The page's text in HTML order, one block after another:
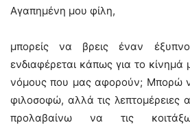
Αγαπημένη μου φίλη,
μπορείς να βρεις έναν
ενδιαφέρεται κάπως για το κίνημά
νόμους που μας αφορούν; Μπορώ
φιλοσοφώ, αλλά τις
προλαβαίνω να τις